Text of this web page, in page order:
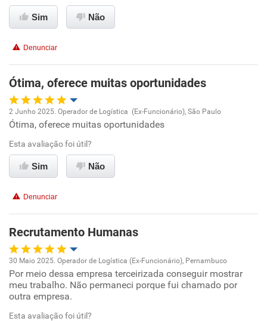
Recomenda esta empresa
Sim Não
Denunciar
Ótima, oferece muitas oportunidades
Oportunidade de promoção
Ambiente de trabalho
Benefícios
Recomenda esta empresa
Recomenda a diretoria
2 Junho 2025. Operador de Logística (Ex-Funcionário), São Paulo
Ótima, oferece muitas oportunidades
Esta avaliação foi útil?
Sim Não
Denunciar
Recrutamento Humanas
Oportunidade de promoção
Ambiente de trabalho
30 Maio 2025. Operador de Logística (Ex-Funcionário), Pernambuco
Por meio dessa empresa terceirizada conseguir mostrar
meu trabalho. Não permaneci porque fui chamado por
outra empresa.
Esta avaliação foi útil?